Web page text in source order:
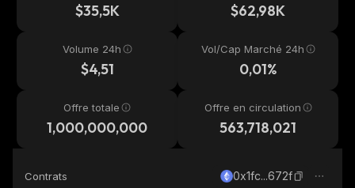
$35,5K $62,98K
Volume 24h
$4,51
Vol/Cap Marché 24h
0,01%
Offre totale
1,000,000,000
Offre en circulation
563,718,021
Contrats 0x1fc...672f